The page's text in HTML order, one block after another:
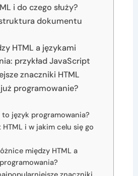
i do czego służy?
dokumentu
HTML a językami
przykład JavaScript
znaczniki HTML
programowanie?
to język programowania?
HTML i w jakim celu się go
między HTML a